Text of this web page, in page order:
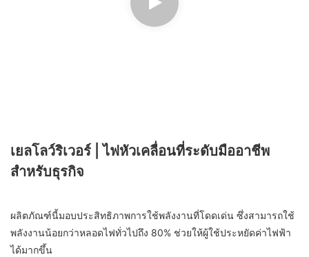
เยลโลว์ริเวอร์ | ไฟหัวเคลื่อนที่ระดับมืออาชีพ
สำหรับธุรกิจ
ผลิตภัณฑ์นี้มอบประสิทธิภาพการใช้พลังงานที่โดดเด่น ซึ่งสามารถใช้
พลังงานน้อยกว่าหลอดไฟทั่วไปถึง 80% ช่วยให้ผู้ใช้ประหยัดค่าไฟฟ้า
ได้มากขึ้น